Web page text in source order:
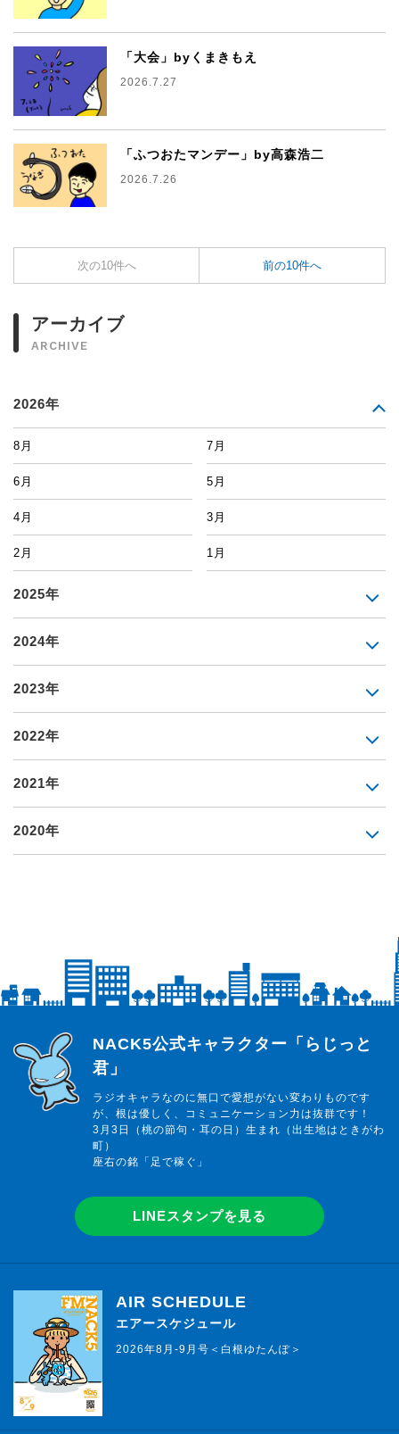
「大会」byくまきもえ
2026.7.27
「ふつおたマンデー」by高森浩二
2026.7.26
次の10件へ 前の10件へ
アーカイブ
ARCHIVE
2026年
8月 7月
6月 5月
4月 3月
2月 1月
2025年
2024年
2023年
2022年
2021年
2020年
らじっと君
NACK5公式キャラクター「らじっと
君」
ラジオキャラなのに無口で愛想がない変わりものです
が、根は優しく、コミュニケーション力は抜群です！
3月3日（桃の節句・耳の日）生まれ（出生地はときがわ
町）
座右の銘「足で稼ぐ」
LINEスタンプを見る
AIR SCHEDULE
エアースケジュール
2026年8月-9月号＜白根ゆたんぽ＞